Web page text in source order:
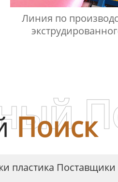
Линия по
Поиск
пластика Поставщики